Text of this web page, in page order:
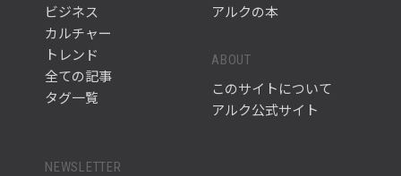
ビジネス
カルチャー
トレンド
全ての記事
タグ一覧
アルクの本
ABOUT
このサイトについて
アルク公式サイト
NEWSLETTER